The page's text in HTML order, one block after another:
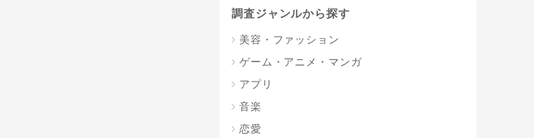
調査ジャンルから探す
美容・ファッション
ゲーム・アニメ・マンガ
アプリ
音楽
恋愛